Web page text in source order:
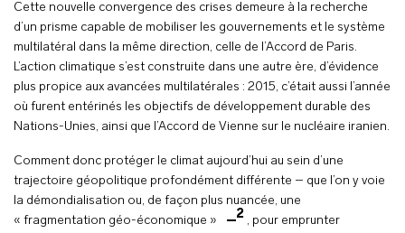
Cette nouvelle convergence des crises demeure à la recherche
d’un prisme capable de mobiliser les gouvernements et le système
multilatéral dans la même direction, celle de l’Accord de Paris.
L’action climatique s’est construite dans une autre ère, d’évidence
plus propice aux avancées multilatérales : 2015, c’était aussi l’année
où furent entérinés les objectifs de développement durable des
Nations-Unies, ainsi que l’Accord de Vienne sur le nucléaire iranien.
Comment donc protéger le climat aujourd’hui au sein d’une
trajectoire géopolitique profondément différente – que l’on y voie
la démondialisation ou, de façon plus nuancée, une
« fragmentation géo-économique »
2 , pour emprunter